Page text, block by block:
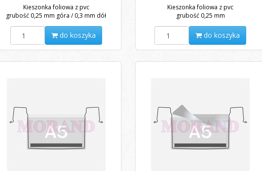
Kieszonka foliowa z pvc
grubość 0,25 mm góra / 0,3 mm dół
do koszyka
Kieszonka foliowa z pvc
grubość 0,25 mm
do koszyka